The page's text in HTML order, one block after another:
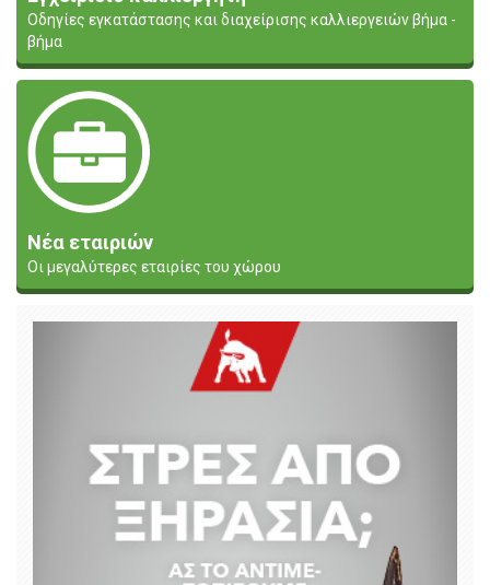
Οδηγίες εγκατάστασης και διαχείρισης καλλιεργειών βήμα -
βήμα
Νέα εταιριών
Οι μεγαλύτερες εταιρίες του χώρου